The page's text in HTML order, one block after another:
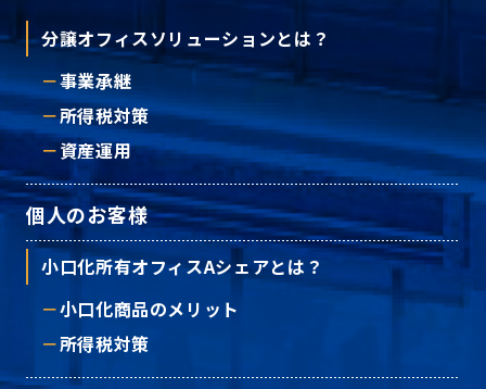
分譲オフィスソリューションとは？
事業承継
所得税対策
資産運用
個人のお客様
小口化所有オフィスAシェアとは？
小口化商品のメリット
所得税対策